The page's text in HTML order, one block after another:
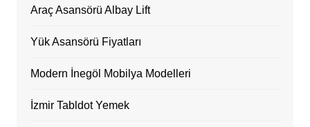
Araç Asansörü Albay Lift
Yük Asansörü Fiyatları
Modern İnegöl Mobilya Modelleri
İzmir Tabldot Yemek